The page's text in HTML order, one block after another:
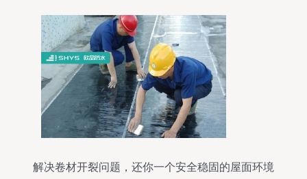
解决卷材开裂问题，还你一个安全稳固的屋面环境